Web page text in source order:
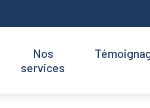
Nos
services